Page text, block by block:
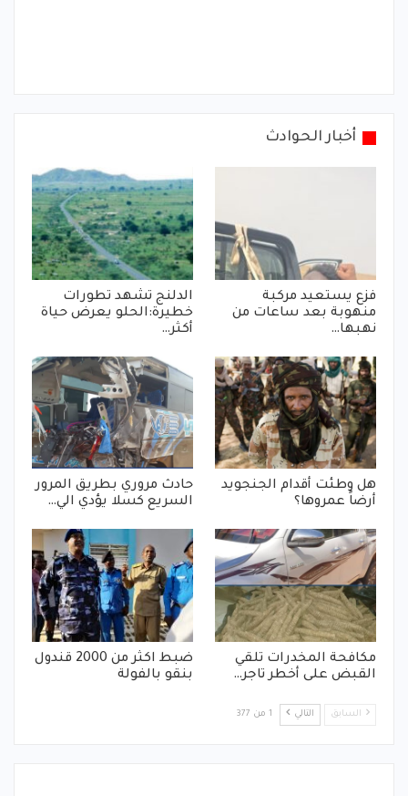
أخبار الحوادث
فزع يستعيد مركبة
منهوبة بعد ساعات من
نهبها…
الدلنج تشهد تطورات
خطيرة:الحلو يعرض حياة
أكثر…
هل وطئت أقدام الجنجويد
أرضاً عمروها؟
حادث مروري بطريق المرور
السريع كسلا يؤدي الي…
مكافحة المخدرات تلقي
القبض على أخطر تاجر…
ضبط اكثر من 2000 قندول
بنقو بالفولة
السابق التالي 1 من 377